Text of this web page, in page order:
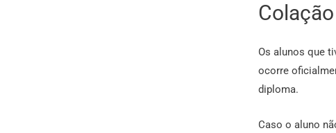
Os alunos que
ocorre
diploma.
Caso o aluno